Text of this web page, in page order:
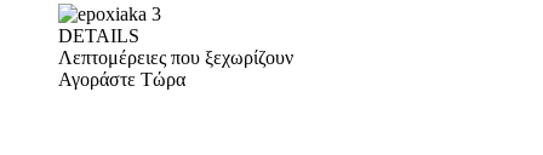
DETAILS
Λεπτομέρειες που ξεχωρίζουν
Αγοράστε Τώρα